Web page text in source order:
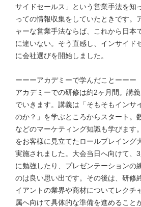
サイドセールス」という営業手法を知
っての情報収集をしていたときです。
ャーな営業手法ならば、これから日本
に違いない。そう直感し、インサイド
に会社選びを開始しました。
ーーーアカデミーで学んだことーーー
アカデミーでの研修は約2ヶ月間。講
でいきます。講義は「そもそもインサ
のか？」を学ぶところからスタート。
などのマーケティング知識も学びます
をお客様に見立てたロールプレイング
実施されました。大会当日へ向けて、
に勉強したり、プレゼンテーションの
のは良い思い出です。その後は、研修
イアントの業界や商材についてレクチ
属へ向けて具体的な準備を進めること